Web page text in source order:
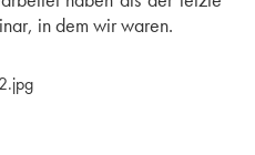
in dem wir waren.